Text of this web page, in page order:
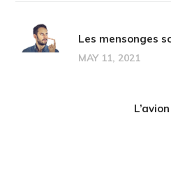
Les mensonges
MAY 11, 2021